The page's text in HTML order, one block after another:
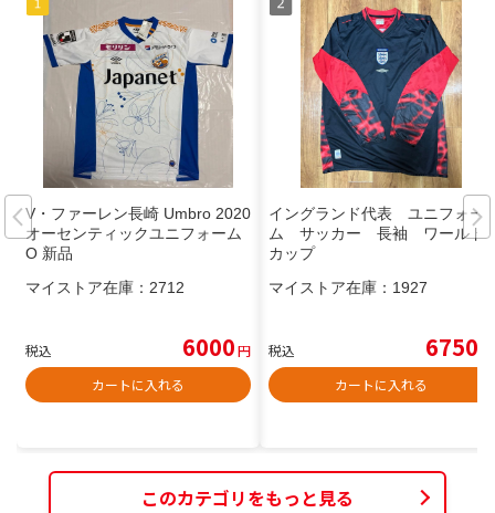
V・ファーレン長崎 Umbro 2020
オーセンティックユニフォーム
O 新品
マイストア在庫： 2712
税込 6000円
カートに入れる
イングランド代表 ユニフォー
ム サッカー 長袖 ワールド
カップ
マイストア在庫： 1927
税込 6750
カートに入れる
このカテゴリをもっと見る